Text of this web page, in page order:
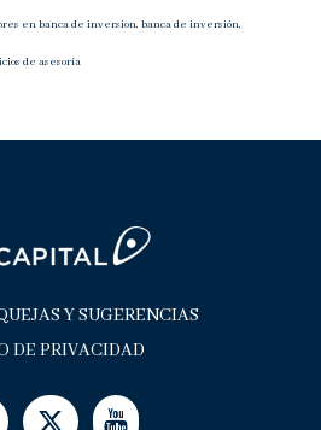
en banca de inversion, banca de inversión,
de asesoría
Y SUGERENCIAS
DE PRIVACIDAD